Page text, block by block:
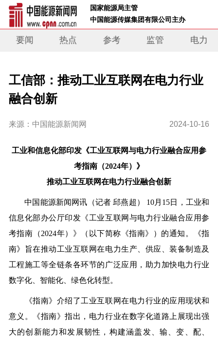
国家能源局主管
中国能源传媒集团有限公司主办
要闻 热点 参考 监管 电力
工信部：推动工业互联网在电力行业
融合创新
来源：中国能源新闻网 2024-10-16
工业和信息化部印发《工业互联网与电力行业融合应用参
考指南（2024年）》
推动工业互联网在电力行业融合创新
中国能源新闻网讯 （记者 邱燕超 ） 10月15日，工业和
信息化部办公厅印发《工业互联网与电力行业融合应用参
考指南（2024年）》（以下简称《指南》）的通知。《指
南》旨在推动工业互联网在电力生产、供应、装备制造及
工程施工等全链条各环节的广泛应用，助力加快电力行业
数字化、智能化、绿色化转型。
《指南》介绍了工业互联网在电力行业的应用现状和
意义。《指南》指出，电力行业在数字化道路上展现出强
大的创新能力和发展韧性，构建涵盖发、输、变、配、